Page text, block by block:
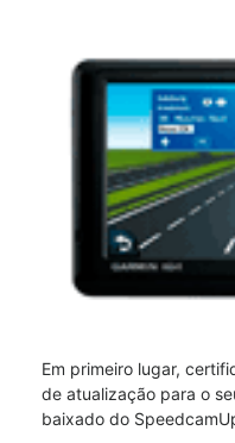
Em primeiro lugar,
de atualização para o
baixado do